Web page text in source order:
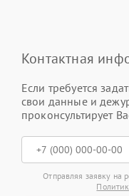
Контактная
Если требуется
свои данные и
проконсультирует
Отправляя заявку на